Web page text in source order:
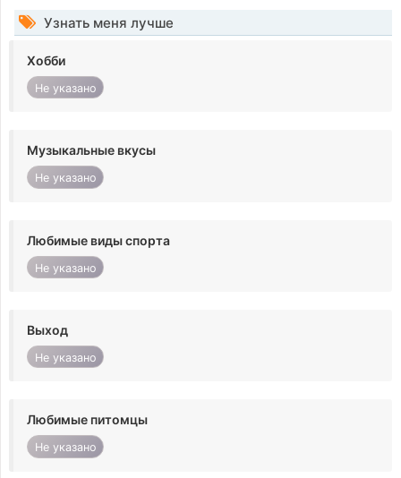
Узнать меня лучше
Хобби
Не указано
Музыкальные вкусы
Не указано
Любимые виды спорта
Не указано
Выход
Не указано
Любимые питомцы
Не указано